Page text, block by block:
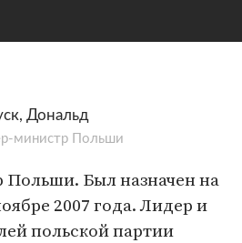
Дональд
министр Польши
Был назначен на
2007 года. Лидер и
польской партии